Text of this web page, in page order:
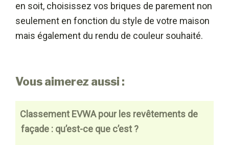
en soit, choisissez vos briques de parement non
seulement en fonction du style de votre maison
mais également du rendu de couleur souhaité.
Vous aimerez aussi :
Classement EVWA pour les revêtements de
façade : qu’est-ce que c’est ?